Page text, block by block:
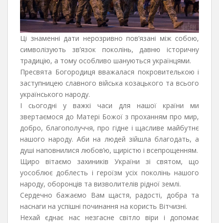
Ці знаменні дати нерозривно пов’язані між собою,
символізують зв’язок поколінь, давню історичну
традицію, а тому особливо шануються українцями.
Пресвята Богородиця вважалася покровителькою і
заступницею славного війська козацького та всього
українського народу.
І сьогодні у важкі часи для нашої країни ми
звертаємося до Матері Божої з проханням про мир,
добро, благополуччя, про гідне і щасливе майбутнє
нашого народу. Аби на людей зійшла благодать, а
душі наповнилися любов’ю, щирістю і всепрощенням.
Щиро вітаємо захиників України зі святом, що
уособлює доблесть і героїзм усіх поколінь нашого
народу, оборонців та визволителів рідної землі.
Сердечно бажаємо Вам щастя, радості, добра та
наснаги на успішні починання на користь Вітчизні.
Нехай єднає нас незгасне світло віри і допомає